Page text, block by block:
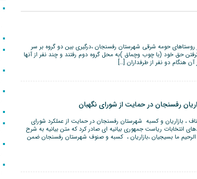
روستاهای حومه شرقی شهرستان رفسنجان ،درگیری بین دو گروه بر سر
حق خود (با چوب وچماق )به محل گروه دوم رفتند و چند نفر از آنها
هنگام دو نفر از طرفداران […]
رفسنجان در حمایت از شورای نگهبان
، بازاریان و کسبه شهرستان رفسنجان در حمایت از عملکرد شورای
انتخابات ریاست جمهوری بیانیه ای صادر کرد که متن بیانیه به شرح
الرحیم ما بسیجیان ،بازاریان ، کسبه و صنوف شهرستان رفسنجان ضمن